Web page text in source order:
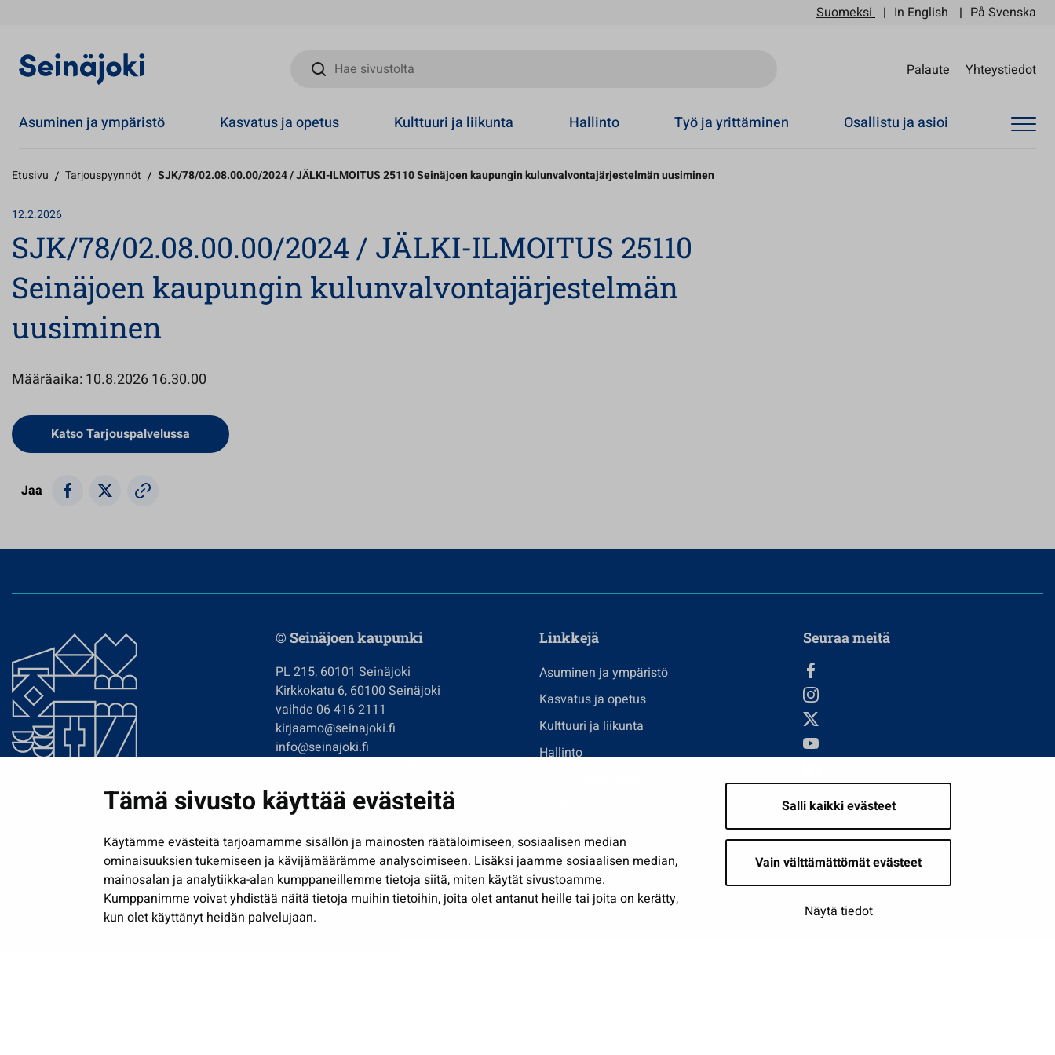
Tämä sivusto käyttää evästeitä
Käytämme evästeitä tarjoamamme sisällön ja mainosten räätälöimiseen, sosiaalisen median
ominaisuuksien tukemiseen ja kävijämäärämme analysoimiseen. Lisäksi jaamme sosiaalisen median,
mainosalan ja analytiikka-alan kumppaneillemme tietoja siitä, miten käytät sivustoamme.
Kumppanimme voivat yhdistää näitä tietoja muihin tietoihin, joita olet antanut heille tai joita on kerätty,
kun olet käyttänyt heidän palvelujaan.
Salli kaikki evästeet
Vain välttämättömät evästeet
Näytä tiedot
Suomeksi In English På Svenska
Hae sivustolta
Palaute Yhteystiedot
Asuminen ja ympäristö Kasvatus ja opetus Kulttuuri ja liikunta Hallinto Työ ja yrittäminen Osallistu ja asioi
Etusivu / Tarjouspyynnöt / SJK/78/02.08.00.00/2024 / JÄLKI-ILMOITUS 25110 Seinäjoen kaupungin kulunvalvontajärjestelmän uusiminen
12.2.2026
SJK/78/02.08.00.00/2024 / JÄLKI-ILMOITUS 25110
Seinäjoen kaupungin kulunvalvontajärjestelmän
uusiminen
Määräaika: 10.8.2026 16.30.00
Katso Tarjouspalvelussa Avautuu uuteen välilehteen
Jaa
© Seinäjoen kaupunki
PL 215, 60101 Seinäjoki
Kirkkokatu 6, 60100 Seinäjoki
vaihde 06 416 2111
kirjaamo@seinajoki.fi
info@seinajoki.fi
Tilaa uutiskirje
Linkkejä
Asuminen ja ympäristö
Kasvatus ja opetus
Kulttuuri ja liikunta
Hallinto
Näytä omat evästeasetukseni
Seuraa meitä